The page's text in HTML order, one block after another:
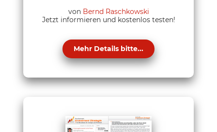
von Bernd Raschkowski
Jetzt informieren und kostenlos testen!
Mehr Details bitte...